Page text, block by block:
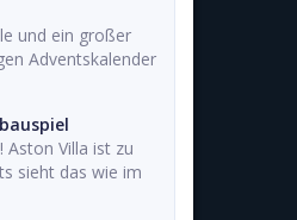
und ein großer
Adventskalender
Aston Villa ist zu
sieht das wie im